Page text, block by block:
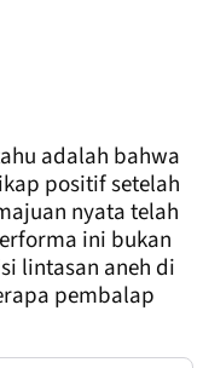
adalah bahwa
positif setelah
nyata telah
ini bukan
lintasan aneh di
pembalap